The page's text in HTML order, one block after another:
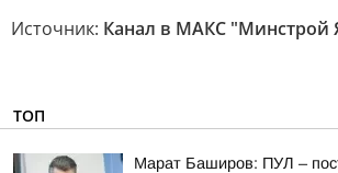
Источник: Канал в МАКС "Минстрой
ТОП
Марат Баширов: ПУЛ –